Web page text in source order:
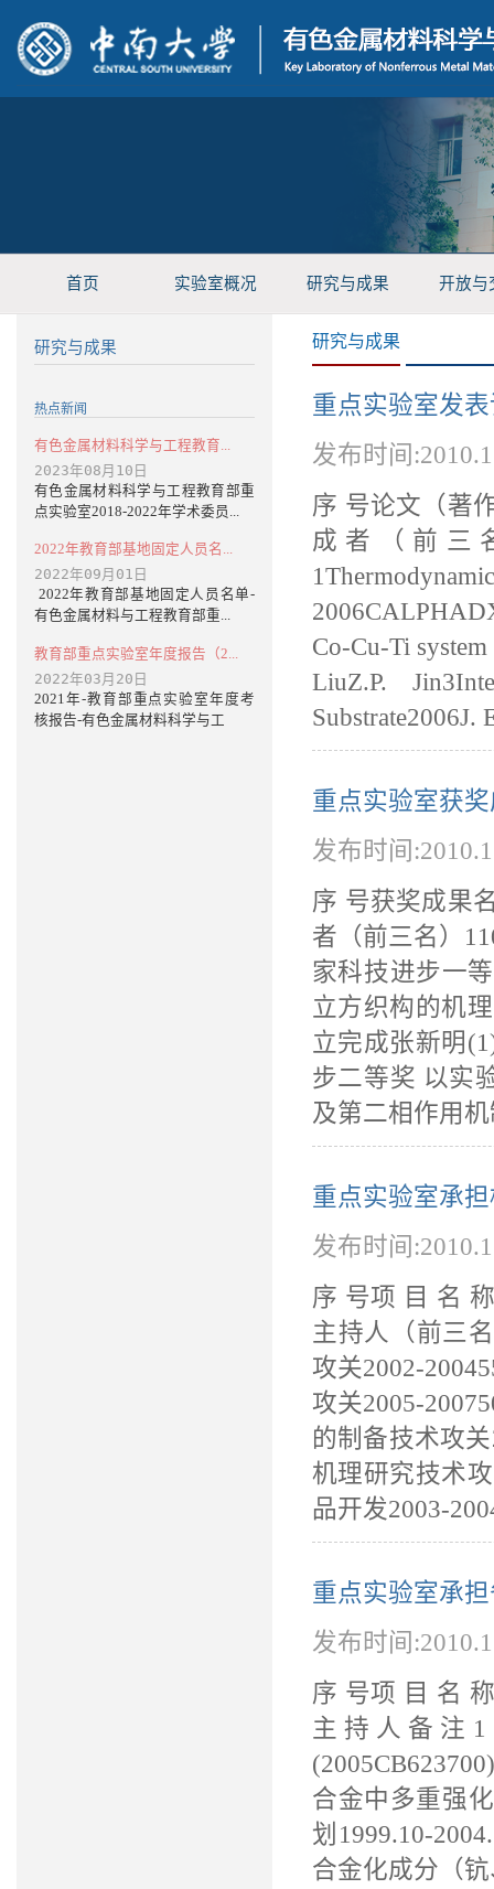
首页 实验室概况 研究与成果 开放与
研究与成果
热点新闻
有色金属材料科学与工程教育...
2023年08月10日
有色金属材料科学与工程教育部重
点实验室2018-2022年学术委员...
2022年教育部基地固定人员名...
2022年09月01日
2022年教育部基地固定人员名单-
有色金属材料与工程教育部重...
教育部重点实验室年度报告（2...
2022年03月20日
2021年-教育部重点实验室年度考
核报告-有色金属材料科学与工
研究与成果
重点实验室发
发布时间
序 号论文（著
成者（前三
Co-Cu-Ti
LiuZ.P.
Substrate2006J.
重点实验室获
发布时间
序 号获奖成果
者（前三名）
家科技进步一
立方织构的机
立完成张新明
步二等奖 以实
及第二相作用
重点实验室承
发布时间
序 号项 目 名
主持人（前三
攻关2002-
攻关2005-
的制备技术攻
机理研究技术
品开发2003-
重点实验室承
发布时间
序 号项 目 名
主持人备注
合金中多重强
划1999.10-
合金化成分（